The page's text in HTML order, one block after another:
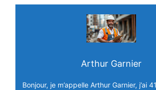
Arthur Garnier
Bonjour, je m’appelle Arthur Garnier, j’ai